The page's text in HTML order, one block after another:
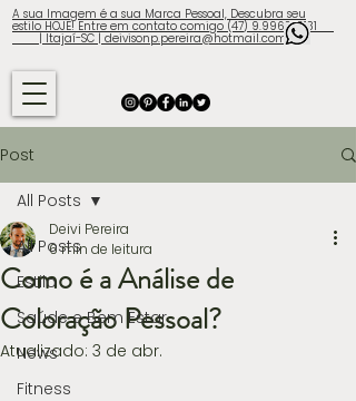
A sua Imagem é a sua Marca Pessoal, Descubra seu
estilo HOJE! Entre em contato comigo (47) 9.9960-3131
| Itajaí-SC | deivisonp.pereira@hotmail.com
Post
All Posts
Estilo
Saúde e Bem Estar
News
Fitness
All Posts
Como é a Análise de
Coloração Pessoal?
Deivi Pereira
6 min de leitura
Atualizado: 3 de abr.